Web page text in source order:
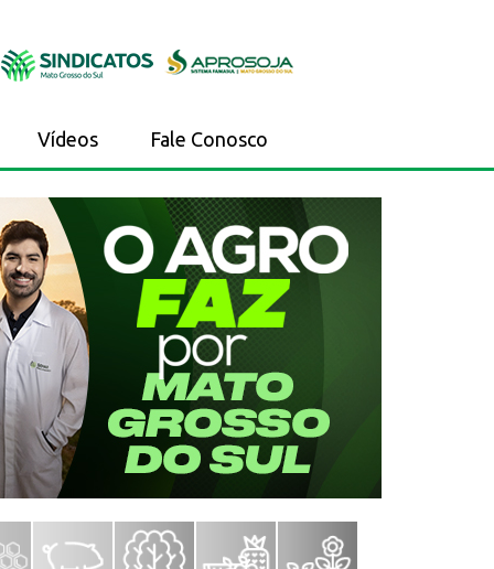
Vídeos Fale Conosco